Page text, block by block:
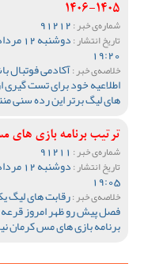
1405-1406
شماره‌ی خبر :
تاریخ انتشار :
19:20
خلاصه‌ی خبر :آکادمی فوتبال
اطلاعیه خود برای تست گیری
های لیگ برتر این رده سنی
ترتیب برنامه بازی
شماره‌ی خبر :
تاریخ انتشار :
19:05
خلاصه‌ی خبر :رقابت های لیگ
فصل پیش رو ظهر امروز
برنامه بازی های مس